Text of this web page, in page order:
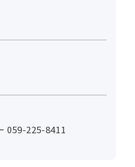
059-225-8411